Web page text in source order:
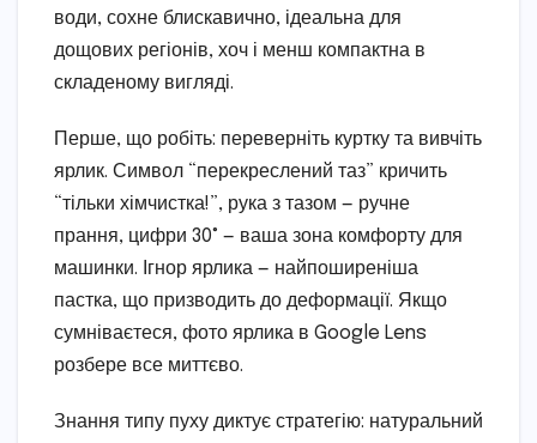
води, сохне блискавично, ідеальна для
дощових регіонів, хоч і менш компактна в
складеному вигляді.
Перше, що робіть: переверніть куртку та вивчіть
ярлик. Символ “перекреслений таз” кричить
“тільки хімчистка!”, рука з тазом — ручне
прання, цифри 30° — ваша зона комфорту для
машинки. Ігнор ярлика — найпоширеніша
пастка, що призводить до деформації. Якщо
сумніваєтеся, фото ярлика в Google Lens
розбере все миттєво.
Знання типу пуху диктує стратегію: натуральний